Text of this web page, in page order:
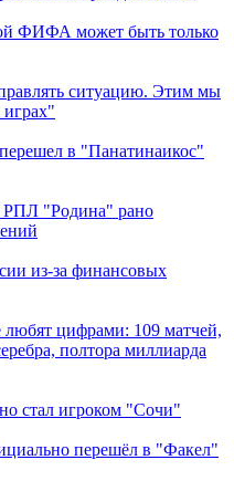
ФИФА может быть только
ситуацию. Этим мы
в "Панатинаикос"
РПЛ "Родина" рано
из-за финансовых
цифрами: 109 матчей,
полтора миллиарда
стал игроком "Сочи"
перешёл в "Факел"